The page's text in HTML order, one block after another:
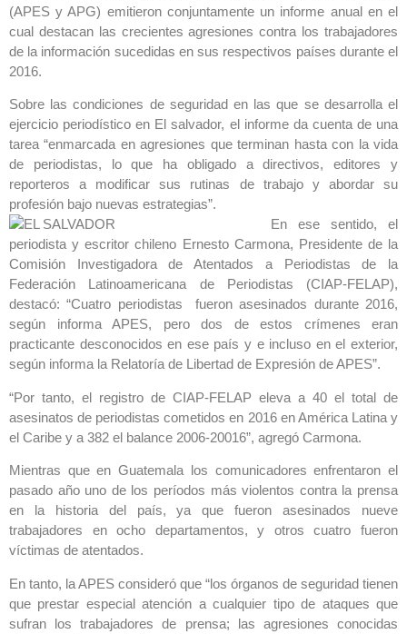
(APES y APG) emitieron conjuntamente un informe anual en el
cual destacan las crecientes agresiones contra los trabajadores
de la información sucedidas en sus respectivos países durante el
2016.
Sobre las condiciones de seguridad en las que se desarrolla el
ejercicio periodístico en El salvador, el informe da cuenta de una
tarea “enmarcada en agresiones que terminan hasta con la vida
de periodistas, lo que ha obligado a directivos, editores y
reporteros a modificar sus rutinas de trabajo y abordar su
profesión bajo nuevas estrategias”.
En ese sentido, el
periodista y escritor chileno Ernesto Carmona, Presidente de la
Comisión Investigadora de Atentados a Periodistas de la
Federación Latinoamericana de Periodistas (CIAP-FELAP),
destacó: “Cuatro periodistas fueron asesinados durante 2016,
según informa APES, pero dos de estos crímenes eran
practicante desconocidos en ese país y e incluso en el exterior,
según informa la Relatoría de Libertad de Expresión de APES”.
“Por tanto, el registro de CIAP-FELAP eleva a 40 el total de
asesinatos de periodistas cometidos en 2016 en América Latina y
el Caribe y a 382 el balance 2006-20016”, agregó Carmona.
Mientras que en Guatemala los comunicadores enfrentaron el
pasado año uno de los períodos más violentos contra la prensa
en la historia del país, ya que fueron asesinados nueve
trabajadores en ocho departamentos, y otros cuatro fueron
víctimas de atentados.
En tanto, la APES consideró que “los órganos de seguridad tienen
que prestar especial atención a cualquier tipo de ataques que
sufran los trabajadores de prensa; las agresiones conocidas